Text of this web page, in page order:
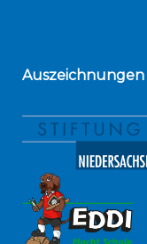
Auszeichnungen